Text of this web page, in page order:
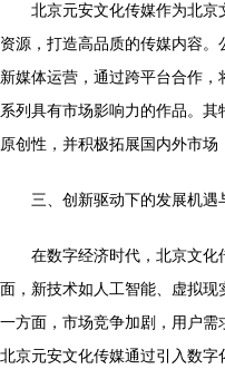
北京元安文化传媒作为北
资源，打造高品质的传媒内容
新媒体运营，通过跨平台合作
系列具有市场影响力的作品。
原创性，并积极拓展国内外市场
三、创新驱动下的发展机遇
在数字经济时代，北京文
面，新技术如人工智能、虚拟
一方面，市场竞争加剧，用户需
北京元安文化传媒通过引入数